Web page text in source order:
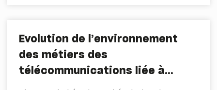
Evolution de l’environnement
des métiers des
télécommunications liée à
l’intégration des technologies